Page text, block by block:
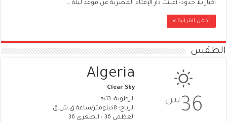
أخبار بلا حدود- أعلنت دار الإفتاء المصرية عن موعد ليلة …
أكمل القراءة »
الطقس
36 س
Algeria
Clear Sky
الرطوبة: 13%
الرياح: 8كيلومتر/ساعة ق.ش.ق‎
العظمى 36 • الصغرى 36